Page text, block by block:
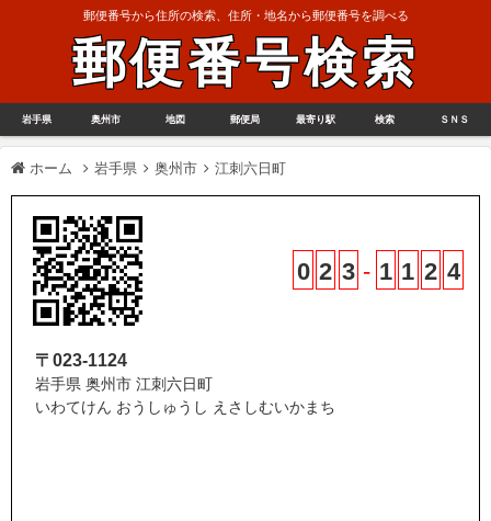
郵便番号から住所の検索、住所・地名から郵便番号を調べる
郵便番号検索
岩手県 奥州市 地図 郵便局 最寄り駅 検索 ＳＮＳ
ホーム 岩手県 奥州市 江刺六日町
0 2 3 - 1 1 2 4
〒023-1124
岩手県 奥州市 江刺六日町
いわてけん おうしゅうし えさしむいかまち